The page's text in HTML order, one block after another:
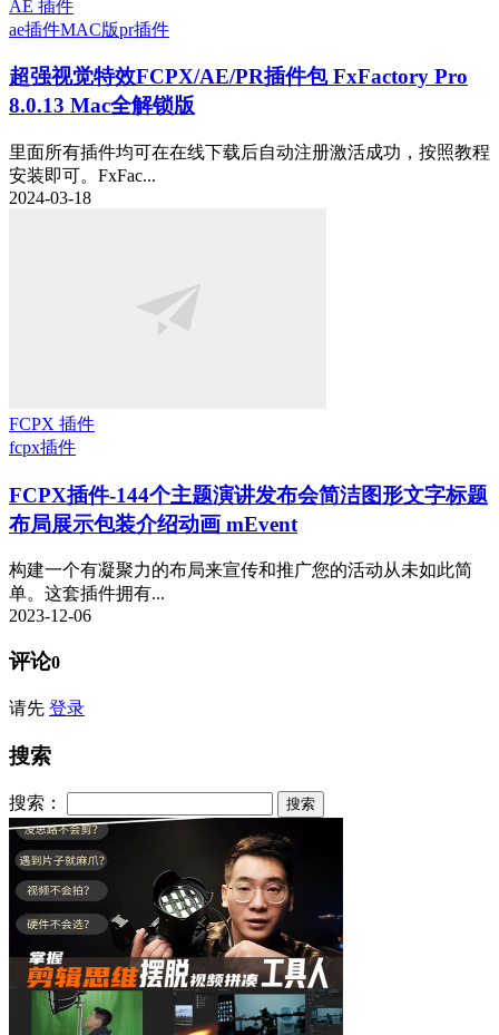
AE 插件
ae插件MAC版pr插件
超强视觉特效FCPX/AE/PR插件包 FxFactory Pro
8.0.13 Mac全解锁版
里面所有插件均可在在线下载后自动注册激活成功，按照教程
安装即可。FxFac...
2024-03-18
FCPX 插件
fcpx插件
FCPX插件-144个主题演讲发布会简洁图形文字标题
布局展示包装介绍动画 mEvent
构建一个有凝聚力的布局来宣传和推广您的活动从未如此简
单。这套插件拥有...
2023-12-06
评论0
请先 登录
搜索
搜索：